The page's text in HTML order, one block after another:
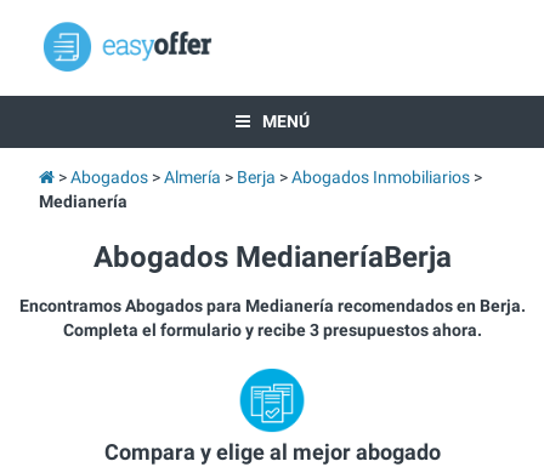
MENÚ
Abogados Almería Berja
Abogados Inmobiliarios
Medianería
Abogados MedianeríaBerja
Encontramos Abogados para Medianería recomendados en Berja.
Completa el formulario y recibe 3 presupuestos ahora.
Compara y elige al mejor abogado